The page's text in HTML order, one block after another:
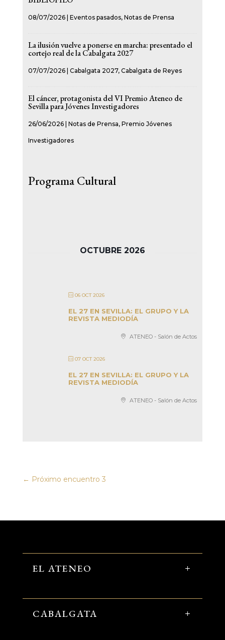
08/07/2026| Eventos pasados, Notas de Prensa
La ilusión vuelve a ponerse en marcha: presentado el
cortejo real de la Cabalgata 2027
07/07/2026| Cabalgata 2027, Cabalgata de Reyes
El cáncer, protagonista del VI Premio Ateneo de
Sevilla para Jóvenes Investigadores
26/06/2026| Notas de Prensa, Premio Jóvenes
Investigadores
Programa Cultural
OCTUBRE 2026
06 OCT 2026
EL 27 EN SEVILLA: EL GRUPO Y LA
REVISTA MEDIODÍA
ATENEO - Salón de Actos
07 OCT 2026
EL 27 EN SEVILLA: EL GRUPO Y LA
REVISTA MEDIODÍA
ATENEO - Salón de Actos
← Próximo encuentro 3
EL ATENEO
CABALGATA